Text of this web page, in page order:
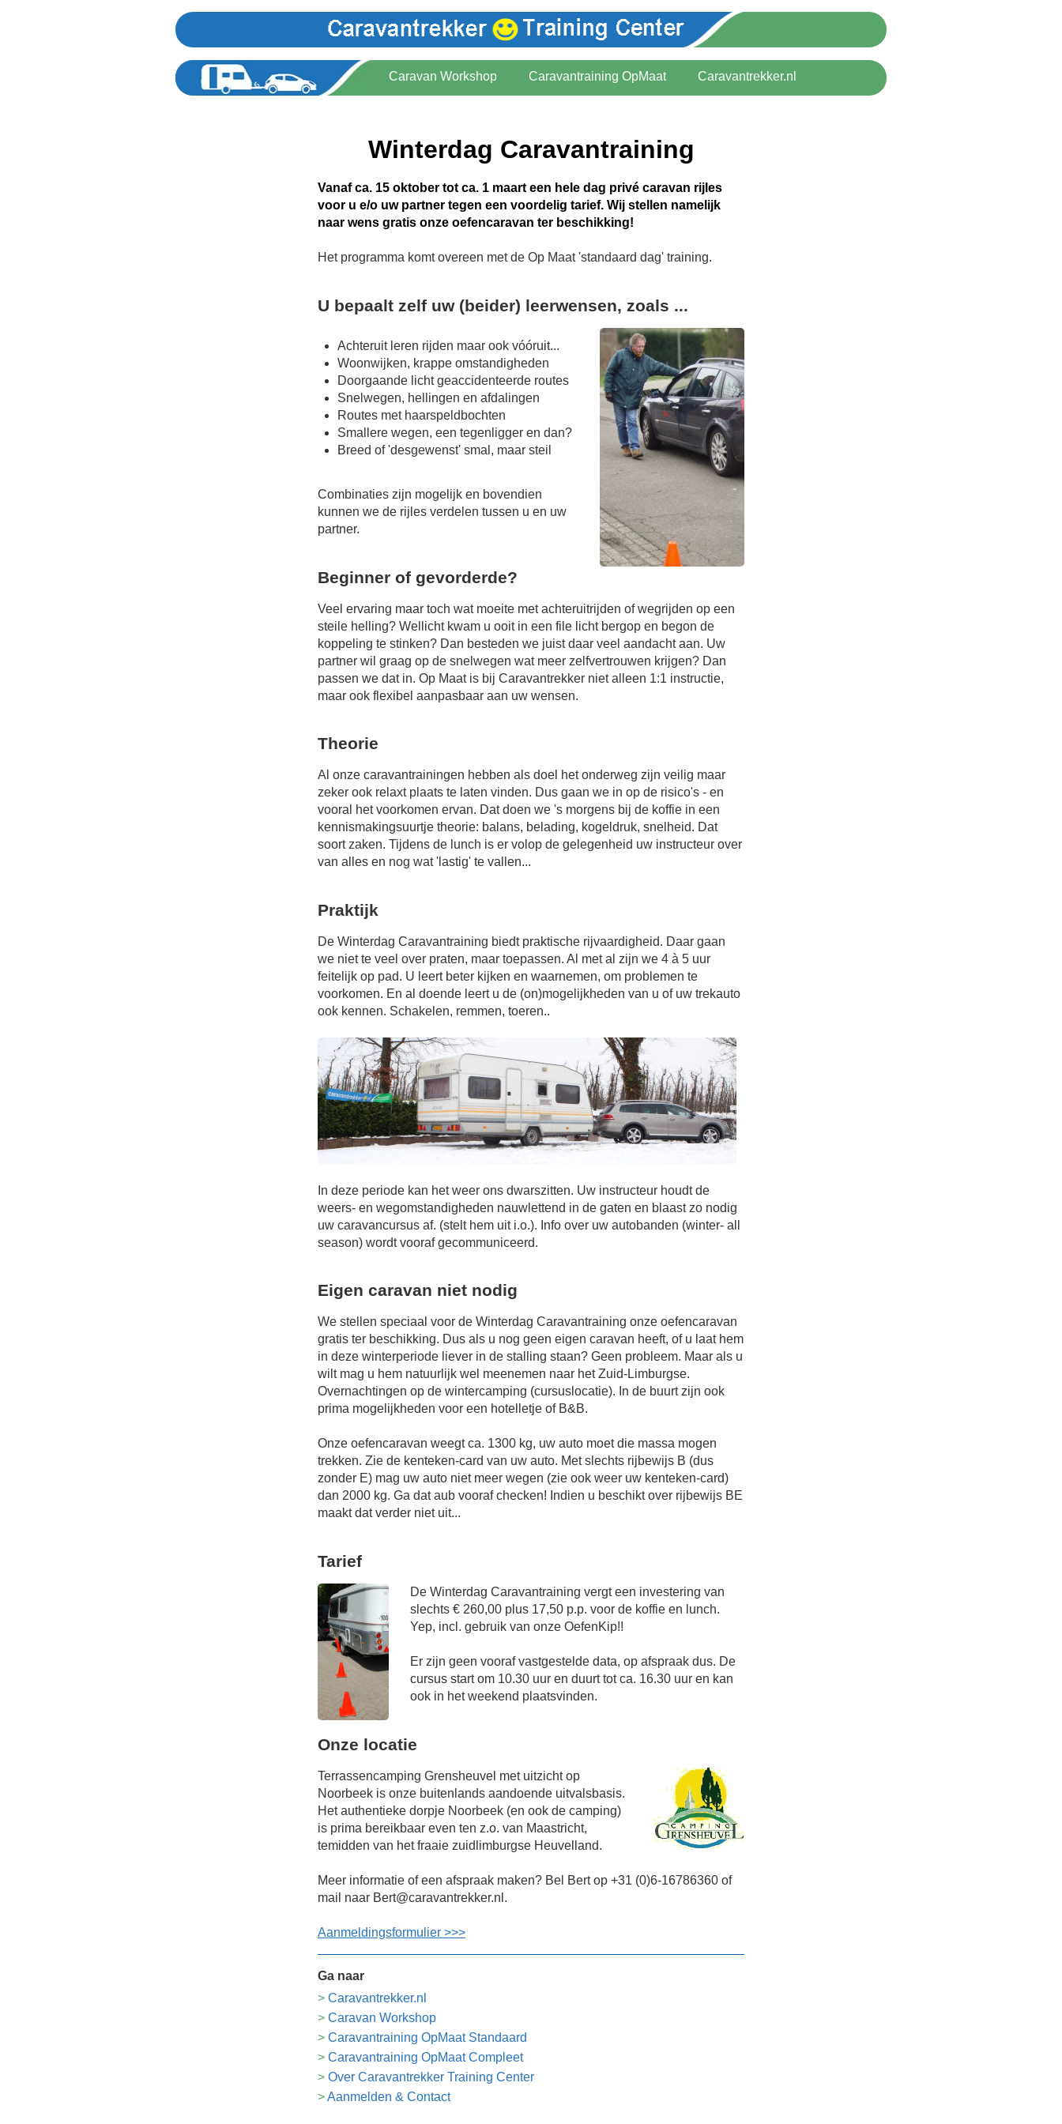
Caravan Workshop Caravantraining OpMaat Caravantrekker.nl
Winterdag Caravantraining
Vanaf ca. 15 oktober tot ca. 1 maart een hele dag privé caravan rijles
voor u e/o uw partner tegen een voordelig tarief. Wij stellen namelijk
naar wens gratis onze oefencaravan ter beschikking!
Het programma komt overeen met de Op Maat 'standaard dag' training.
U bepaalt zelf uw (beider) leerwensen, zoals ...
Achteruit leren rijden maar ook vóóruit...
Woonwijken, krappe omstandigheden
Doorgaande licht geaccidenteerde routes
Snelwegen, hellingen en afdalingen
Routes met haarspeldbochten
Smallere wegen, een tegenligger en dan?
Breed of 'desgewenst' smal, maar steil
Combinaties zijn mogelijk en bovendien
kunnen we de rijles verdelen tussen u en uw
partner.
Beginner of gevorderde?
Veel ervaring maar toch wat moeite met achteruitrijden of wegrijden op een
steile helling? Wellicht kwam u ooit in een file licht bergop en begon de
koppeling te stinken? Dan besteden we juist daar veel aandacht aan. Uw
partner wil graag op de snelwegen wat meer zelfvertrouwen krijgen? Dan
passen we dat in. Op Maat is bij Caravantrekker niet alleen 1:1 instructie,
maar ook flexibel aanpasbaar aan uw wensen.
Theorie
Al onze caravantrainingen hebben als doel het onderweg zijn veilig maar
zeker ook relaxt plaats te laten vinden. Dus gaan we in op de risico's - en
vooral het voorkomen ervan. Dat doen we 's morgens bij de koffie in een
kennismakingsuurtje theorie: balans, belading, kogeldruk, snelheid. Dat
soort zaken. Tijdens de lunch is er volop de gelegenheid uw instructeur over
van alles en nog wat 'lastig' te vallen...
Praktijk
De Winterdag Caravantraining biedt praktische rijvaardigheid. Daar gaan
we niet te veel over praten, maar toepassen. Al met al zijn we 4 à 5 uur
feitelijk op pad. U leert beter kijken en waarnemen, om problemen te
voorkomen. En al doende leert u de (on)mogelijkheden van u of uw trekauto
ook kennen. Schakelen, remmen, toeren..
In deze periode kan het weer ons dwarszitten. Uw instructeur houdt de
weers- en wegomstandigheden nauwlettend in de gaten en blaast zo nodig
uw caravancursus af. (stelt hem uit i.o.). Info over uw autobanden (winter- all
season) wordt vooraf gecommuniceerd.
Eigen caravan niet nodig
We stellen speciaal voor de Winterdag Caravantraining onze oefencaravan
gratis ter beschikking. Dus als u nog geen eigen caravan heeft, of u laat hem
in deze winterperiode liever in de stalling staan? Geen probleem. Maar als u
wilt mag u hem natuurlijk wel meenemen naar het Zuid-Limburgse.
Overnachtingen op de wintercamping (cursuslocatie). In de buurt zijn ook
prima mogelijkheden voor een hotelletje of B&B.
Onze oefencaravan weegt ca. 1300 kg, uw auto moet die massa mogen
trekken. Zie de kenteken-card van uw auto. Met slechts rijbewijs B (dus
zonder E) mag uw auto niet meer wegen (zie ook weer uw kenteken-card)
dan 2000 kg. Ga dat aub vooraf checken! Indien u beschikt over rijbewijs BE
maakt dat verder niet uit...
Tarief
De Winterdag Caravantraining vergt een investering van
slechts € 260,00 plus 17,50 p.p. voor de koffie en lunch.
Yep, incl. gebruik van onze OefenKip!!
Er zijn geen vooraf vastgestelde data, op afspraak dus. De
cursus start om 10.30 uur en duurt tot ca. 16.30 uur en kan
ook in het weekend plaatsvinden.
Onze locatie
Terrassencamping Grensheuvel met uitzicht op
Noorbeek is onze buitenlands aandoende uitvalsbasis.
Het authentieke dorpje Noorbeek (en ook de camping)
is prima bereikbaar even ten z.o. van Maastricht,
temidden van het fraaie zuidlimburgse Heuvelland.
Meer informatie of een afspraak maken? Bel Bert op +31 (0)6-16786360 of
mail naar Bert@caravantrekker.nl.
Aanmeldingsformulier >>>
Ga naar
Caravantrekker.nl
Caravan Workshop
Caravantraining OpMaat Standaard
Caravantraining OpMaat Compleet
Over Caravantrekker Training Center
Aanmelden & Contact